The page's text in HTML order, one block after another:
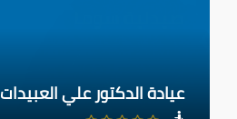
عيادة الدكتور علي العبيدات